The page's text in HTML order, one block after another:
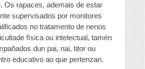
. Os rapaces, ademais de estar
supervisados por monitores
no tratamento de nenos
física ou intelectual, tamén
dun pai, nai, titor ou
educativo ao que pertenzan.